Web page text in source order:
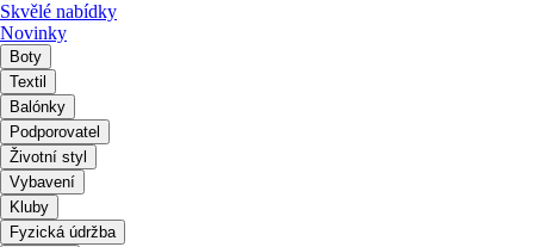
Skvělé nabídky
Novinky
Boty
Textil
Balónky
Podporovatel
Životní styl
Vybavení
Kluby
Fyzická údržba